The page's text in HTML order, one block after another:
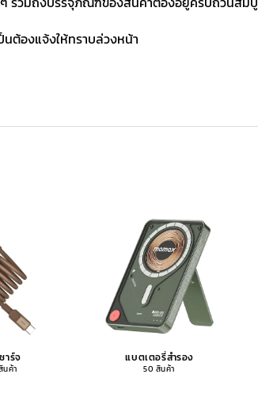
นต้องแจ้งให้ทราบล่วงหน้า
าร์จ
นค้า
แบตเตอรี่สำรอง
50 สินค้า